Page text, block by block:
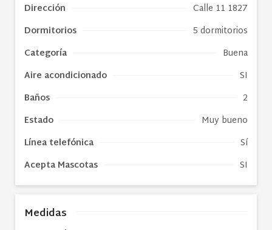
Dirección
Calle 11 1827
Dormitorios
5 dormitorios
Categoría
Buena
Aire acondicionado
SI
Baños
2
Estado
Muy bueno
Línea telefónica
Sí
Acepta Mascotas
SI
Medidas